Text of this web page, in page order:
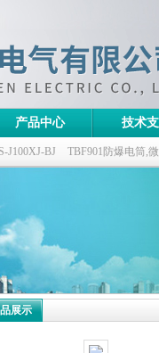
产品中心 技术
J100XJ-BJ TBF901防爆电筒,
防无极灯
展示